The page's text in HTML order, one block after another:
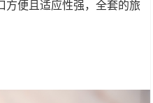
方便且适应性强，全套的旅